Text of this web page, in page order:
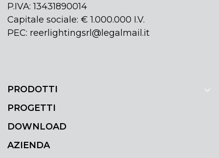
P.IVA: 13431890014
Capitale sociale: € 1.000.000 I.V.
PEC: reerlightingsrl@legalmail.it
PRODOTTI
PROGETTI
DOWNLOAD
AZIENDA